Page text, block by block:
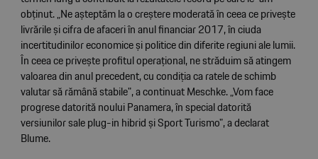
obținut. „Ne așteptăm la o creștere moderată în ceea ce privește
livrările și cifra de afaceri în anul financiar 2017, în ciuda
incertitudinilor economice și politice din diferite regiuni ale lumii.
În ceea ce privește profitul operațional, ne străduim să atingem
valoarea din anul precedent, cu condiția ca ratele de schimb
valutar să rămână stabile", a continuat Meschke. „Vom face
progrese datorită noului Panamera, în special datorită
versiunilor sale plug-in hibrid și Sport Turismo", a declarat
Blume.